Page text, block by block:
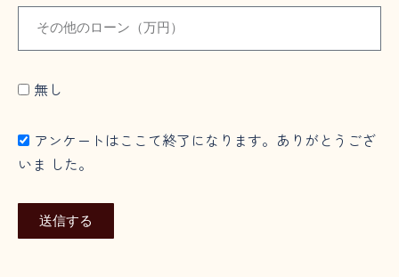
無し
アンケートはここて終了になります。ありがとうござ
いま した。
送信する